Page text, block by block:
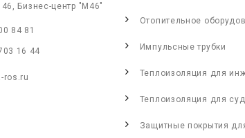
Бизнес-центр "М46"
84 81
16 44
ros.ru
Отопительное
Импульсные трубки
Теплоизоляция для
Теплоизоляция для
Защитные покрытия